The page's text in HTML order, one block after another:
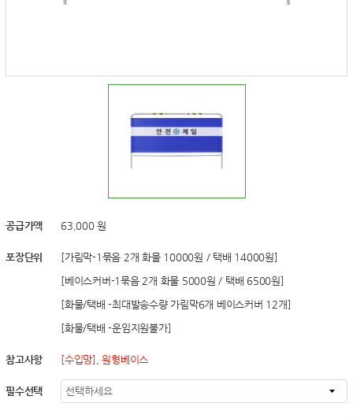
공급가액 63,000 원
포장단위
[가림막-1묶음 2개 화물 10000원 / 택배 14000원]
[베이스커버-1묶음 2개 화물 5000원 / 택배 6500원]
[화물/택배 -최대발송수량 가림막6개 베이스커버 12개]
[화물/택배 -운임지원불가]
참고사항 [수입망], 원형베이스
필수선택